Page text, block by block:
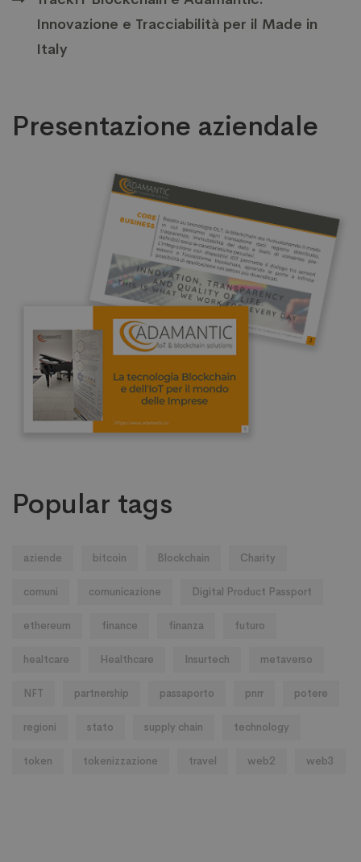
Innovazione e Tracciabilità per il Made in
Italy
Presentazione aziendale
Popular tags
aziende bitcoin Blockchain Charity
comuni comunicazione Digital Product Passport
ethereum finance finanza futuro
healtcare Healthcare Insurtech metaverso
NFT partnership passaporto pnrr potere
regioni stato supply chain technology
token tokenizzazione travel web2 web3